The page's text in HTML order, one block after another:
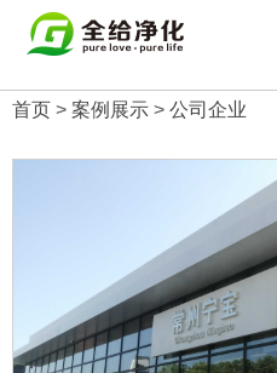
首页 > 案例展示 > 公司企业